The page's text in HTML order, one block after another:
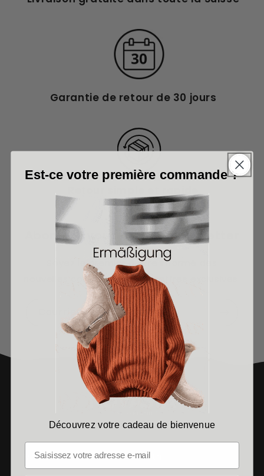
Garantie de retour de 30 jours
Abonnez-vous à notre newsletter
Soyez le premier à être informé des
nouvelles collections et des offres exclusives.
Courrier électronique
Votre avenir avec Novasta
Est-ce votre première commande ?
Découvrez votre cadeau de bienvenue